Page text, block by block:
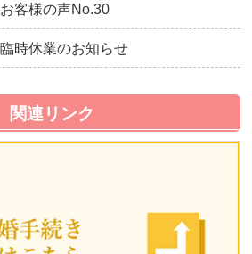
お客様の声No.30
臨時休業のお知らせ
関連リンク